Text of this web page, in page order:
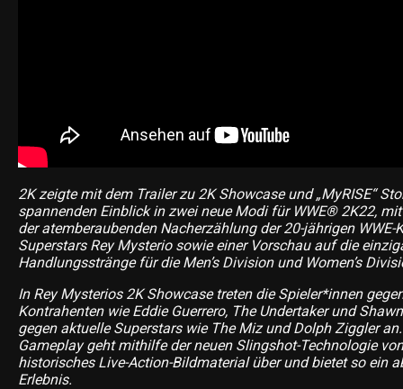
2K zeigte mit dem Trailer zu 2K Showcase und „MyRISE“
spannenden Einblick in zwei neue Modi für WWE® 2K22,
der atemberaubenden Nacherzählung der 20-jährigen WWE-
Superstars Rey Mysterio sowie einer Vorschau auf die
Handlungsstränge für die Men’s Division und Women’s
In Rey Mysterios 2K Showcase treten die Spieler*innen
Kontrahenten wie Eddie Guerrero, The Undertaker und
gegen aktuelle Superstars wie The Miz und Dolph Ziggler
Gameplay geht mithilfe der neuen Slingshot-Technologie
historisches Live-Action-Bildmaterial über und bietet so ein
Erlebnis.